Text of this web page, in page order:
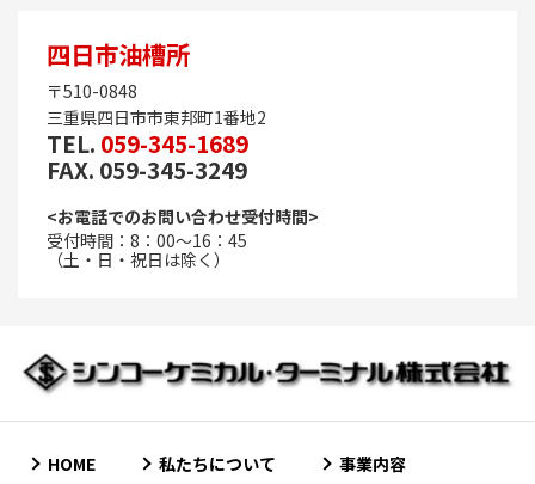
四日市油槽所
〒510-0848
三重県四日市市東邦町1番地2
TEL. 059-345-1689
FAX. 059-345-3249
<お電話でのお問い合わせ受付時間>
受付時間：8：00～16：45
（土・日・祝日は除く）
HOME 私たちについて 事業内容